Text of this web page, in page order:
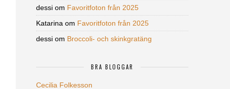
dessi om Favoritfoton från 2025
Katarina om Favoritfoton från 2025
dessi om Broccoli- och skinkgratäng
BRA BLOGGAR
Cecilia Folkesson